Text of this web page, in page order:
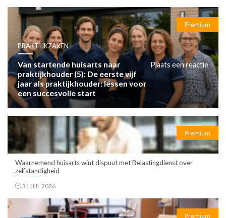
Premium
PRAKTIJKZAKEN
Van startende huisarts naar
praktijkhouder (5): De eerste vijf
jaar als praktijkhouder: lessen voor
een succesvolle start
Plaats een reactie
Premium
Waarnemend huisarts wint dispuut met Belastingdienst over
zelfstandigheid
31 JUL 2026
Premium